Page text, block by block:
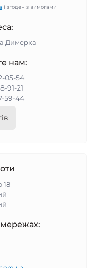
і згоден з вимогами
Димерка
нам:
05-54
91-21
59-44
18